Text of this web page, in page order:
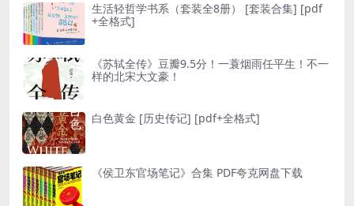
生活轻哲学书系（套装全8册） [ 套装合集] [pdf
+全格式]
《苏轼全传》豆瓣9.5分！一蓑烟雨任平生！不一
样的北宋大文豪！
白色黄金 [ 历史传记] [pdf+全格式]
《侯卫东官场笔记》合集 PDF夸克网盘下载